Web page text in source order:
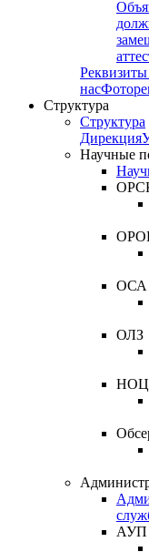
нас
Структура
Структура
Дирекция
Научные
ОСА
ОЛЗ
НОЦ
АУП